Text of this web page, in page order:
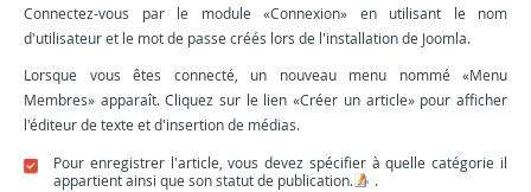
Connectez-vous par le module «Connexion» en utilisant le nom
d'utilisateur et le mot de passe créés lors de l'installation de Joomla.
Lorsque vous êtes connecté, un nouveau menu nommé «Menu
Membres» apparaît. Cliquez sur le lien «Créer un article» pour afficher
l'éditeur de texte et d'insertion de médias.
Pour enregistrer l'article, vous devez spécifier à quelle catégorie il
appartient ainsi que son statut de publication.
.